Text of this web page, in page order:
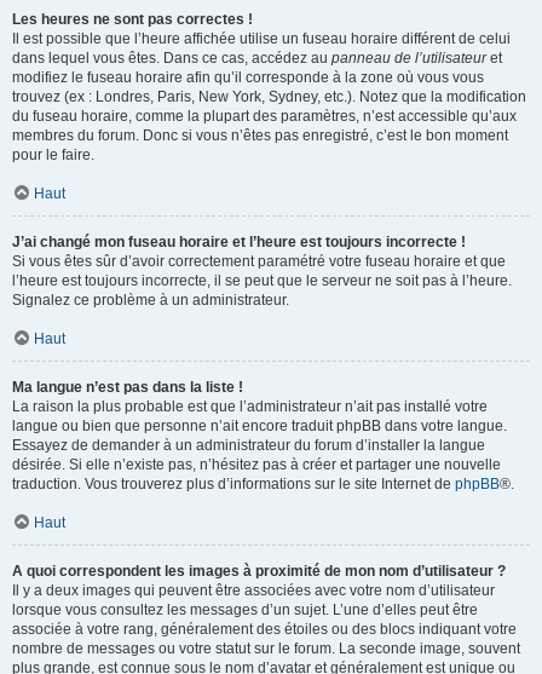
Les heures ne sont pas correctes !
Il est possible que l’heure affichée utilise un fuseau horaire différent de celui
dans lequel vous êtes. Dans ce cas, accédez au panneau de l’utilisateuret
modifiez le fuseau horaire afin qu’il corresponde à la zone où vous vous
trouvez (ex : Londres, Paris, New York, Sydney, etc.). Notez que la modification
du fuseau horaire, comme la plupart des paramètres, n’est accessible qu’aux
membres du forum. Donc si vous n’êtes pas enregistré, c’est le bon moment
pour le faire.
Haut
J’ai changé mon fuseau horaire et l’heure est toujours incorrecte !
Si vous êtes sûr d’avoir correctement paramétré votre fuseau horaire et que
l’heure est toujours incorrecte, il se peut que le serveur ne soit pas à l’heure.
Signalez ce problème à un administrateur.
Haut
Ma langue n’est pas dans la liste !
La raison la plus probable est que l’administrateur n’ait pas installé votre
langue ou bien que personne n’ait encore traduit phpBB dans votre langue.
Essayez de demander à un administrateur du forum d’installer la langue
désirée. Si elle n’existe pas, n’hésitez pas à créer et partager une nouvelle
traduction. Vous trouverez plus d’informations sur le site Internet de phpBB®.
Haut
A quoi correspondent les images à proximité de mon nom d’utilisateur ?
Il y a deux images qui peuvent être associées avec votre nom d’utilisateur
lorsque vous consultez les messages d’un sujet. L’une d’elles peut être
associée à votre rang, généralement des étoiles ou des blocs indiquant votre
nombre de messages ou votre statut sur le forum. La seconde image, souvent
plus grande, est connue sous le nom d’avatar et généralement est unique ou